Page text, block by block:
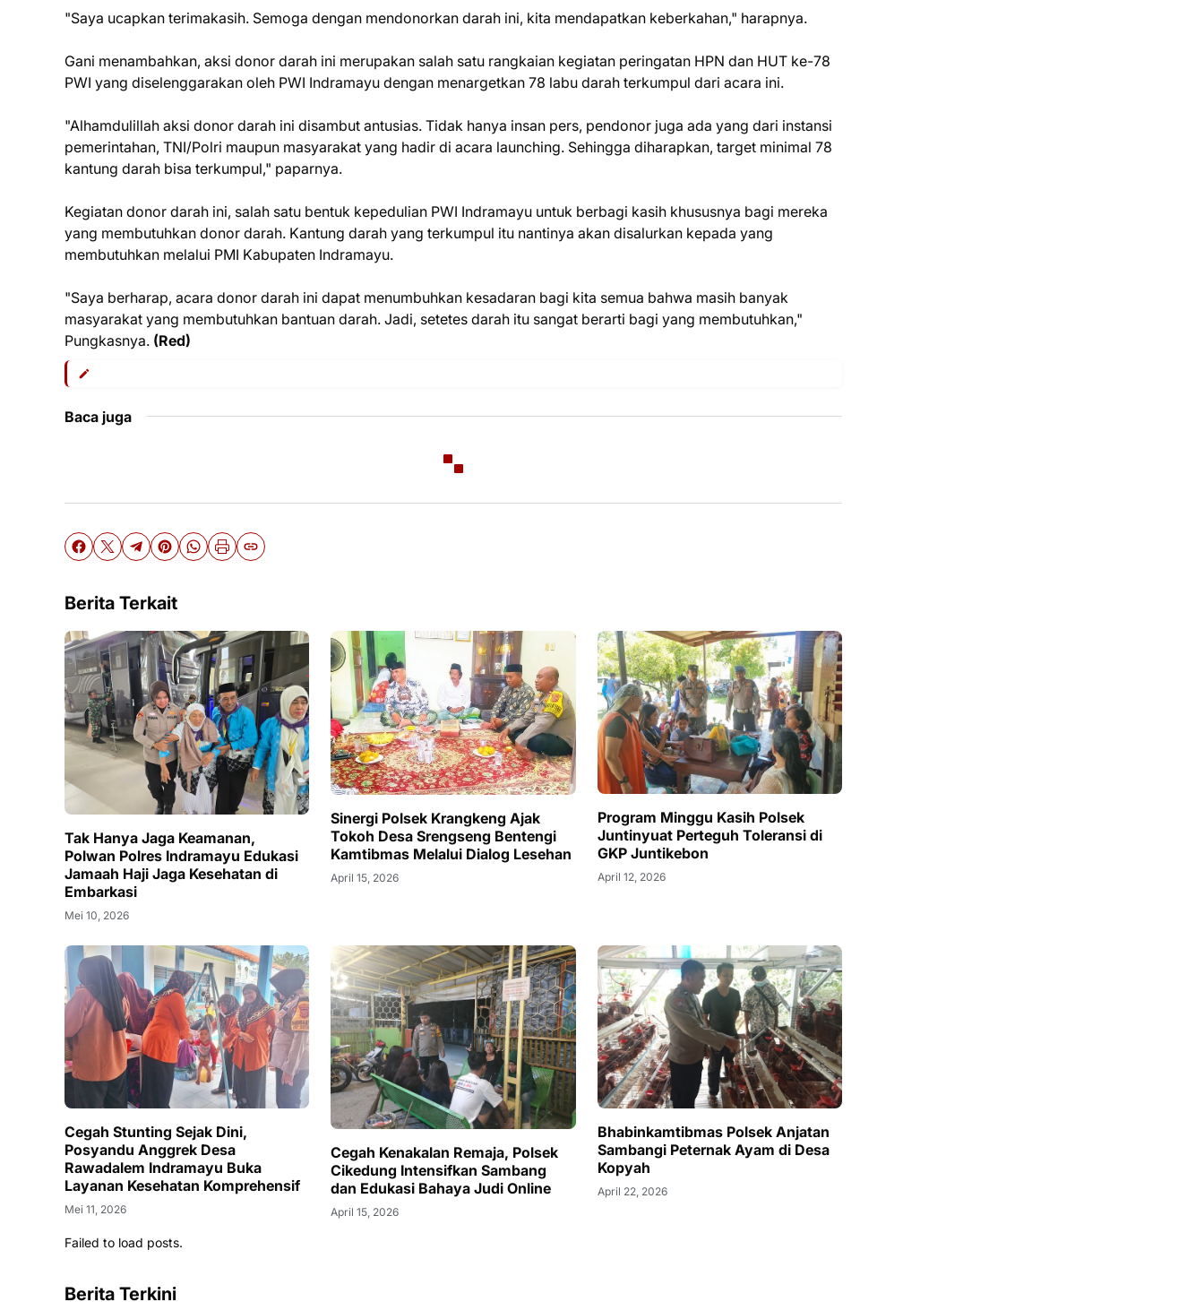
"Saya ucapkan terimakasih. Semoga dengan mendonorkan darah ini, kita mendapatkan keberkahan," harapnya.
Gani menambahkan, aksi donor darah ini merupakan salah satu rangkaian kegiatan peringatan HPN dan HUT ke-78
PWI yang diselenggarakan oleh PWI Indramayu dengan menargetkan 78 labu darah terkumpul dari acara ini.
"Alhamdulillah aksi donor darah ini disambut antusias. Tidak hanya insan pers, pendonor juga ada yang dari instansi
pemerintahan, TNI/Polri maupun masyarakat yang hadir di acara launching. Sehingga diharapkan, target minimal 78
kantung darah bisa terkumpul," paparnya.
Kegiatan donor darah ini, salah satu bentuk kepedulian PWI Indramayu untuk berbagi kasih khususnya bagi mereka
yang membutuhkan donor darah. Kantung darah yang terkumpul itu nantinya akan disalurkan kepada yang
membutuhkan melalui PMI Kabupaten Indramayu.
"Saya berharap, acara donor darah ini dapat menumbuhkan kesadaran bagi kita semua bahwa masih banyak
masyarakat yang membutuhkan bantuan darah. Jadi, setetes darah itu sangat berarti bagi yang membutuhkan,"
Pungkasnya. (Red)
Baca juga
Berita Terkait
Tak Hanya Jaga Keamanan,
Polwan Polres Indramayu Edukasi
Jamaah Haji Jaga Kesehatan di
Embarkasi
Mei 10, 2026
Sinergi Polsek Krangkeng Ajak
Tokoh Desa Srengseng Bentengi
Kamtibmas Melalui Dialog Lesehan
April 15, 2026
Program Minggu Kasih Polsek
Juntinyuat Perteguh Toleransi di
GKP Juntikebon
April 12, 2026
Cegah Stunting Sejak Dini,
Posyandu Anggrek Desa
Rawadalem Indramayu Buka
Layanan Kesehatan Komprehensif
Mei 11, 2026
Cegah Kenakalan Remaja, Polsek
Cikedung Intensifkan Sambang
dan Edukasi Bahaya Judi Online
April 15, 2026
Bhabinkamtibmas Polsek Anjatan
Sambangi Peternak Ayam di Desa
Kopyah
April 22, 2026
Failed to load posts.
Berita Terkini